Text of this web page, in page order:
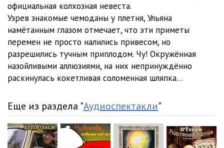
официальная колхозная невеста.
Узрев знакомые чемоданы у плетня, Ульяна
намётанным глазом отмечает, что эти приметы
перемен не просто налились привесом, но
разрешились тучным приплодом. Чу! Окружённая
назойливыми аллюзиями, на них непринуждённо
раскинулась кокетливая соломенная шляпка…
Еще из раздела "Аудиоспектакли"